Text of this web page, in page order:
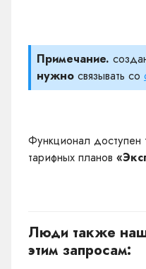
Примечание.
нужно связывать со
Функционал доступен
тарифных планов
Люди также
этим запросам: